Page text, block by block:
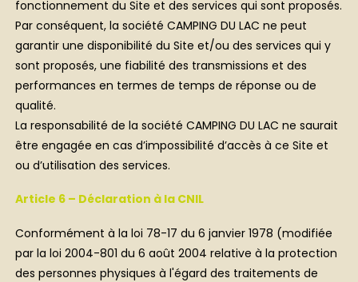
fonctionnement du Site et des services qui sont proposés.
Par conséquent, la société CAMPING DU LAC ne peut
garantir une disponibilité du Site et/ou des services qui y
sont proposés, une fiabilité des transmissions et des
performances en termes de temps de réponse ou de
qualité.
La responsabilité de la société CAMPING DU LAC ne saurait
être engagée en cas d’impossibilité d’accès à ce Site et
ou d’utilisation des services.
Article 6 – Déclaration à la CNIL
Conformément à la loi 78-17 du 6 janvier 1978 (modifiée
par la loi 2004-801 du 6 août 2004 relative à la protection
des personnes physiques à l'égard des traitements de